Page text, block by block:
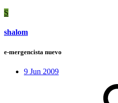
S
shalom
e-mergencista nuevo
9 Jun 2009